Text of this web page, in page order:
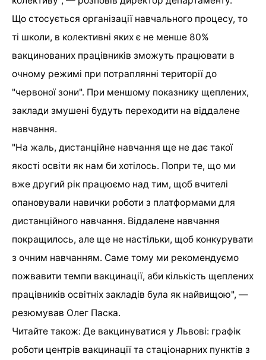
Що стосується організації навчального процесу, то
ті школи, в колективні яких є не менше 80%
вакцинованих працівників зможуть працювати в
очному режимі при потраплянні території до
"червоної зони". При меншому показнику щеплених,
заклади змушені будуть переходити на віддалене
навчання.
"На жаль, дистанційне навчання ще не дає такої
якості освіти як нам би хотілось. Попри те, що ми
вже другий рік працюємо над тим, щоб вчителі
опановували навички роботи з платформами для
дистанційного навчання. Віддалене навчання
покращилось, але ще не настільки, щоб конкурувати
з очним навчанням. Саме тому ми рекомендуємо
пожвавити темпи вакцинації, аби кількість щеплених
працівників освітніх закладів була як найвищою", —
резюмував Олег Паска.
Читайте також: Де вакцинуватися у Львові: графік
роботи центрів вакцинації та стаціонарних пунктів з